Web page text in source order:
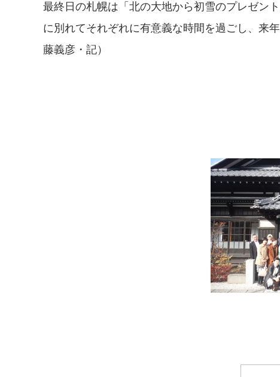
最終日の札幌は「北の大地から初雪のプレゼン
に別れてそれぞれに有意義な時間を過ごし、来
藤義彦・記）